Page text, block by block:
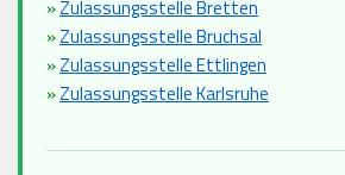
»Zulassungsstelle Bretten
»Zulassungsstelle Bruchsal
»Zulassungsstelle Ettlingen
»Zulassungsstelle Karlsruhe